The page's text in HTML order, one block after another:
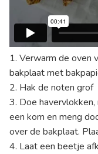
1. Verwarm de oven
bakplaat met
2. Hak de noten grof
3. Doe
een kom en meng
over de bakplaat.
4. Laat een beetje